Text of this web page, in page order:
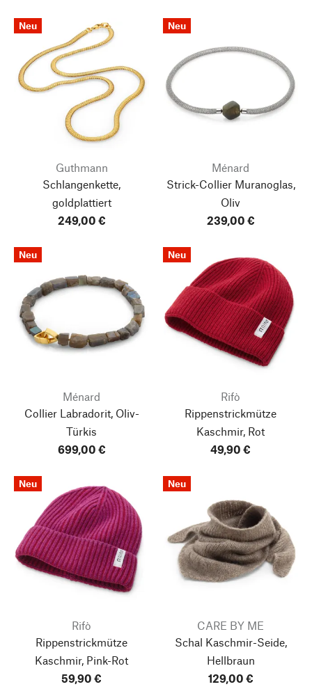
Neu
Guthmann
Schlangenkette,
goldplattiert
249,00 €
Neu
Ménard
Strick-Collier Muranoglas,
Oliv
239,00 €
Neu
Ménard
Collier Labradorit, Oliv-
Türkis
699,00 €
Neu
Rifò
Rippenstrickmütze
Kaschmir, Rot
49,90 €
Neu
Rifò
Rippenstrickmütze
Kaschmir, Pink-Rot
59,90 €
Neu
CARE BY ME
Schal Kaschmir-Seide,
Hellbraun
129,00 €